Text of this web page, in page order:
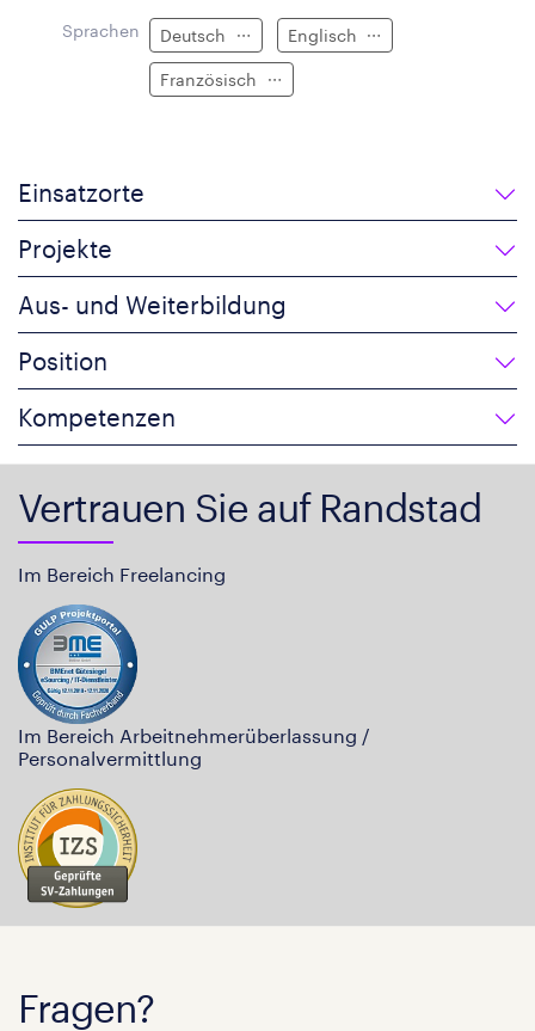
Sprachen Deutsch Englisch
Französisch
Einsatzorte
Projekte
Aus- und Weiterbildung
Position
Kompetenzen
Vertrauen Sie auf Randstad
Im Bereich Freelancing
Im Bereich Arbeitnehmerüberlassung /
Personalvermittlung
Fragen?